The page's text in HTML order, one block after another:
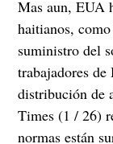
Mas aun, EUA
haitianos,
suministro del
trabajadores
distribución de
Times (1 / 26)
normas están